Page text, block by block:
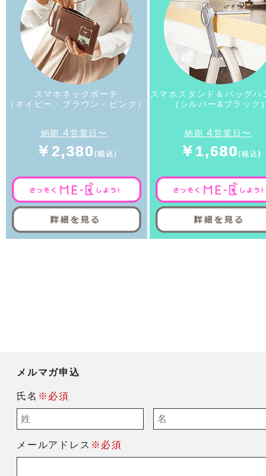
スマホネックポーチ
（ネイビー・ブラウン・ピンク）
納期 4営業日〜
￥2,380
スマホスタンド＆バッグハ
(シルバー&ブラック)
納期4営業日〜
￥1,680
メルマガ申込
氏名 ※必須
メールアドレス ※必須